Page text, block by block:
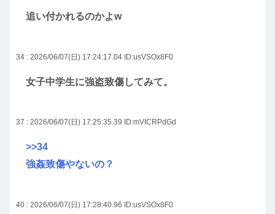
追い付かれるのかよw
34 : 2026/06/07(日) 17:24:17.04 ID:usVSOx8F0
女子中学生に強盗致傷してみて。
37 : 2026/06/07(日) 17:25:35.39 ID:mVICRPdGd
>>34
強姦致傷やないの？
40 : 2026/06/07(日) 17:28:40.96 ID:usVSOx8F0